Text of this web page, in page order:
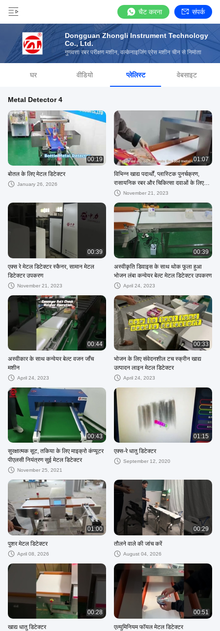
चैट करना संपर्क
Dongguan Zhongli Instrument Technology
Co., Ltd.
गुणवत्ता रबर परीक्षण मशीन, वल्केनाइजिंग प्रेस मशीन चीन से निर्माता
घर वीडियो प्लेलिस्ट वेबसाइट
Metal Detector 4
00:19
बोतल के लिए मेटल डिटेक्टर
January 26, 2026
01:07
विभिन्न खाद्य पदार्थों, प्लास्टिक पुनर्चक्रण,
रासायनिक रबर और चिकित्सा दवाओं के लिए
धातु डिटेक्टर
November 21, 2023
00:39
एक्स रे मेटल डिटेक्टर स्कैनर, सामान मेटल
डिटेक्टर उपकरण
November 21, 2023
00:39
अस्वीकृति डिवाइस के साथ थोक फूला हुआ
भोजन लंबा कन्वेयर बेल्ट मेटल डिटेक्टर उपकरण
April 24, 2023
00:44
अस्वीकार के साथ कन्वेयर बेल्ट वजन जाँच
मशीन
April 24, 2023
00:33
भोजन के लिए संवेदनशील टच स्क्रीन खाद्य
उत्पादन लाइन मेटल डिटेक्टर
April 24, 2023
00:43
सुरक्षात्मक सूट, तकिया के लिए माइक्रो कंप्यूटर
पीएलसी नियंत्रण सुई मेटल डिटेक्टर
November 25, 2021
01:15
एक्स-रे धातु डिटेक्टर
September 12, 2020
01:00
पुशर मेटल डिटेक्टर
April 08, 2026
00:29
तौलने वाले की जांच करें
August 04, 2026
00:28
खाद्य धातु डिटेक्टर
00:51
एल्युमिनियम फॉयल मेटल डिटेक्टर